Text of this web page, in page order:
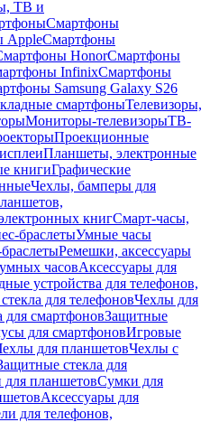
ТВ и
Смартфоны
AppleСмартфоны
HonorСмартфоны
InfinixСмартфоны
Samsung Galaxy S26
смартфоныТелевизоры,
Мониторы-телевизорыТВ-
Проекционные
Планшеты, электронные
книгиГрафические
Чехлы, бамперы для
книгСмарт-часы,
браслетыУмные часы
Ремешки, аксессуары
часовАксессуары для
устройства для телефонов,
для телефоновЧехлы для
для смартфоновЗащитные
для смартфоновИгровые
для планшетовЧехлы с
стекла для
планшетовСумки для
Аксессуары для
для телефонов,